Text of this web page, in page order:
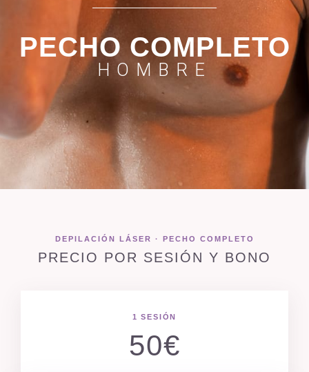
PECHO COMPLETO
HOMBRE
DEPILACIÓN LÁSER · PECHO COMPLETO
PRECIO POR SESIÓN Y BONO
1 SESIÓN
50€